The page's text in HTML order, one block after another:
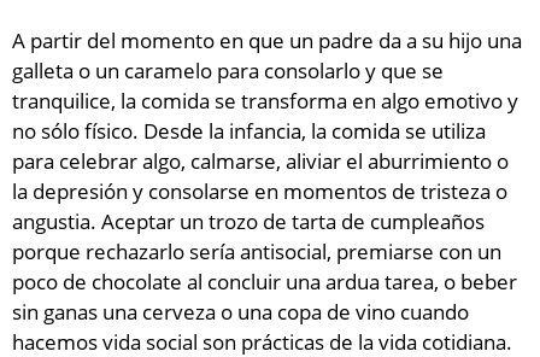
A partir del momento en que un padre da a su hijo una
galleta o un caramelo para consolarlo y que se
tranquilice, la comida se transforma en algo emotivo y
no sólo físico. Desde la infancia, la comida se utiliza
para celebrar algo, calmarse, aliviar el aburrimiento o
la depresión y consolarse en momentos de tristeza o
angustia. Aceptar un trozo de tarta de cumpleaños
porque rechazarlo sería antisocial, premiarse con un
poco de chocolate al concluir una ardua tarea, o beber
sin ganas una cerveza o una copa de vino cuando
hacemos vida social son prácticas de la vida cotidiana.